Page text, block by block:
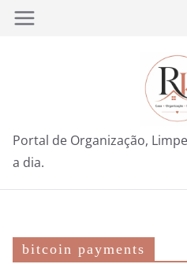
Pular
Portal de Organização,
a dia.
bitcoin payments